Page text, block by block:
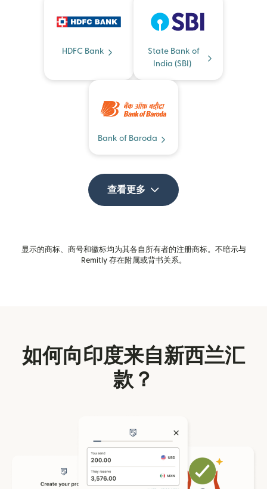
HDFC Bank
State Bank of
India (SBI)
Bank of Baroda
查看更多
显示的商标、商号和徽标均为其各自所有者的注册商标。不暗示与
Remitly 存在附属或背书关系。
如何向印度来自新西兰汇
款？